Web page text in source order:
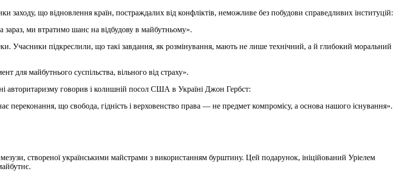
заходу, що відновлення країн, постраждалих від конфліктів, неможливе без побудови справедливих інституцій:
ми втратимо шанс на відбудову в майбутньому».
Учасники підкреслили, що такі завдання, як розмінування, мають не лише технічний, а й глибокий моральний
для майбутнього суспільства, вільного від страху».
авторитаризму говорив і колишній посол США в Україні Джон Гербст:
переконання, що свобода, гідність і верховенство права — не предмет компромісу, а основа нашого існування».
створеної українськими майстрами з використанням бурштину. Цей подарунок, ініційований Уріелем